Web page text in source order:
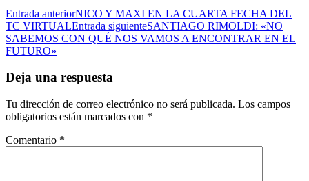
Entrada anteriorNICO Y MAXI EN LA CUARTA FECHA DEL
TC VIRTUALEntrada siguienteSANTIAGO RIMOLDI: «NO
SABEMOS CON QUÉ NOS VAMOS A ENCONTRAR EN EL
FUTURO»
Deja una respuesta
Tu dirección de correo electrónico no será publicada. Los campos
obligatorios están marcados con *
Comentario *